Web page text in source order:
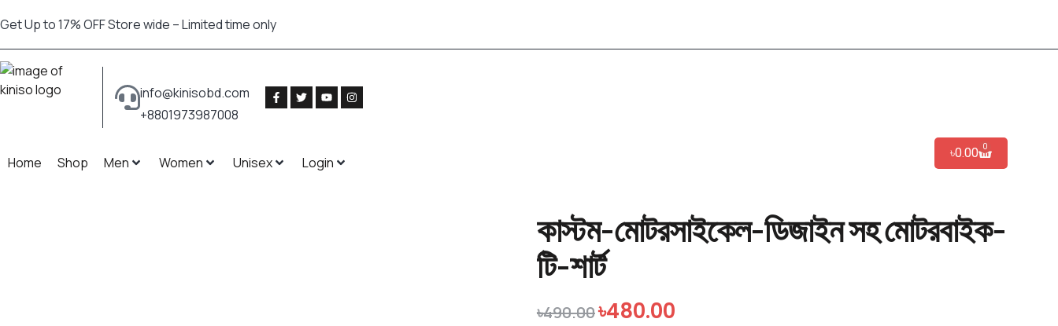
Get Up to 17% OFF Store wide – Limited time only
info@kinisobd.com
+8801973987008
Home Shop Men Women Unisex Login
৳0.00 0
কাস্টম-মোটরসাইকেল-ডিজাইন সহ মোটরবাইক-
টি-শার্ট
৳490.00৳480.00